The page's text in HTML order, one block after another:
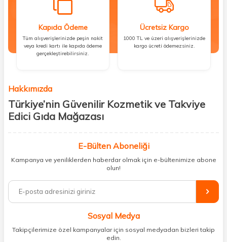
Kapıda Ödeme
Tüm alışverişlerinizde peşin nakit
veya kredi kartı ile kapıda ödeme
gerçekleştirebilirsiniz.
Ücretsiz Kargo
1000 TL ve üzeri alışverişlerinizde
kargo ücreti ödemezsiniz.
Hakkımızda
Türkiye’nin Güvenilir Kozmetik ve Takviye
Edici Gıda Mağazası
kişisel bakım hem de takviye edici gıda ürünlerini sizlerle
buluşturuyoruz. Artık mağaza mağaza dolaşmanıza gerek yok;
ihtiyacınız olan her şeyi tek bir çatı altında topluyor ve kapınıza kadar
%100 orijinal kozmetik ve sağlık ürünleriyle güzelliğinizi tamamlayabilir,
vücudunuzu desteklemek için güvenilir takviye edici gıdalara
minerallere kadar binlerce ürünü uygun fiyat ve hızlı kargo avantajıyla
sunuyoruz.
E-Bülten Aboneliği
Kampanya ve yeniliklerden haberdar olmak için e-bültenimize abone
olun!
Sosyal Medya
Takipçilerimize özel kampanyalar için sosyal medyadan bizleri takip
edin.